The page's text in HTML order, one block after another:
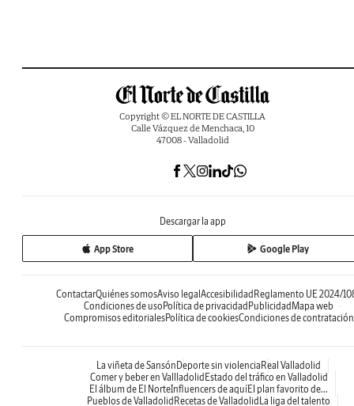
Copyright © EL NORTE DE CASTILLA
Calle Vázquez de Menchaca, 10
47008 - Valladolid
Descargar la app
App Store Google Play
ContactarQuiénes somosAviso legal Accesibilidad Reglamento UE 2024/
Condiciones de uso Política de privacidad Publicidad Mapa web
Compromisos editorialesPolítica de cookiesCondiciones de contratación
La viñeta de Sansón Deporte sin violencia Real Valladolid
Comer y beber en Vallladolid Estado del tráfico en Valladolid
El álbum de El NorteInfluencers de aquíEl plan favorito de...
Pueblos de Valladolid Recetas de Valladolid La liga del talento